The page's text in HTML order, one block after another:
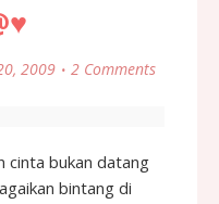
2009 2 Comments
cinta bukan datang
bintang di